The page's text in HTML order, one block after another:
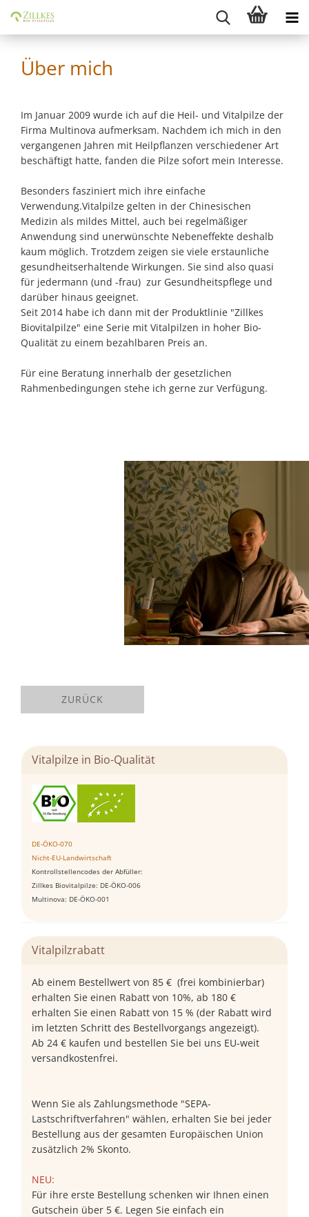
Über mich
Im Januar 2009 wurde ich auf die Heil- und Vitalpilze der
Firma Multinova aufmerksam. Nachdem ich mich in den
vergangenen Jahren mit Heilpflanzen verschiedener Art
beschäftigt hatte, fanden die Pilze sofort mein Interesse.
Besonders fasziniert mich ihre einfache
Verwendung.Vitalpilze gelten in der Chinesischen
Medizin als mildes Mittel, auch bei regelmäßiger
Anwendung sind unerwünschte Nebeneffekte deshalb
kaum möglich. Trotzdem zeigen sie viele erstaunliche
gesundheitserhaltende Wirkungen. Sie sind also quasi
für jedermann (und -frau) zur Gesundheitspflege und
darüber hinaus geeignet.
Seit 2014 habe ich dann mit der Produktlinie "Zillkes
Biovitalpilze" eine Serie mit Vitalpilzen in hoher Bio-
Qualität zu einem bezahlbaren Preis an.
Für eine Beratung innerhalb der gesetzlichen
Rahmenbedingungen stehe ich gerne zur Verfügung.
ZURÜCK
Vitalpilze in Bio-Qualität
DE-ÖKO-070
Nicht-EU-Landwirtschaft
Kontrollstellencodes der Abfüller:
Zillkes Biovitalpilze: DE-ÖKO-006
Multinova: DE-ÖKO-001
Vitalpilzrabatt
Ab einem Bestellwert von 85 € (frei kombinierbar)
erhalten Sie einen Rabatt von 10%, ab 180 €
erhalten Sie einen Rabatt von 15 % (der Rabatt wird
im letzten Schritt des Bestellvorgangs angezeigt).
Ab 24 € kaufen und bestellen Sie bei uns EU-weit
versandkostenfrei.
Wenn Sie als Zahlungsmethode "SEPA-
Lastschriftverfahren" wählen, erhalten Sie bei jeder
Bestellung aus der gesamten Europäischen Union
zusätzlich 2% Skonto.
NEU:
Für ihre erste Bestellung schenken wir Ihnen einen
Gutschein über 5 €. Legen Sie einfach ein